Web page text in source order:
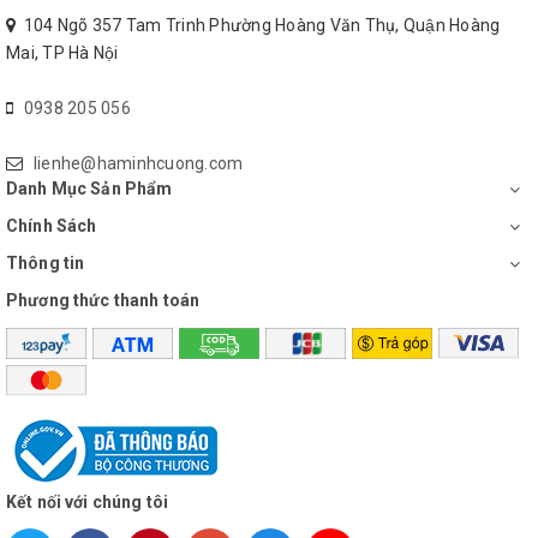
Hotline 0938205056
104 Ngõ 357 Tam Trinh Phường Hoàng Văn Thụ, Quận Hoàng
Mai, TP Hà Nội
0938 205 056
lienhe@haminhcuong.com
Danh Mục Sản Phẩm
Chính Sách
Thông tin
Phương thức thanh toán
Kết nối với chúng tôi